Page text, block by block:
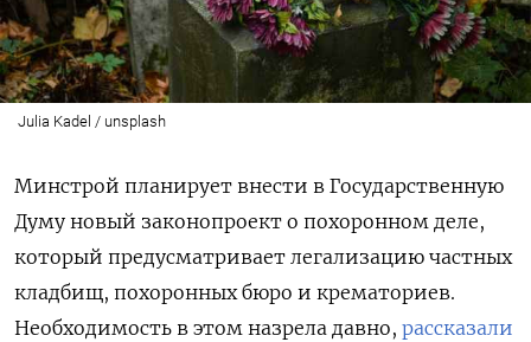
Julia Kadel / unsplash
Минстрой планирует внести в Государственную
Думу новый законопроект о похоронном деле,
который предусматривает легализацию частных
кладбищ, похоронных бюро и крематориев.
Необходимость в этом назрела давно, рассказали